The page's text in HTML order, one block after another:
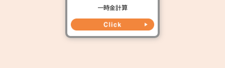
一時金計算